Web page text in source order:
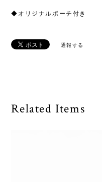
◆オリジナルポーチ付き
通報する
Related Items